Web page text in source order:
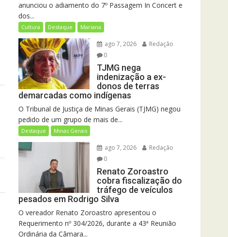
anunciou o adiamento do 7º Passagem In Concert e
dos...
Cultura Destaque Mariana
ago 7, 2026
Redação
0
TJMG nega
indenização a ex-
donos de terras
demarcadas como indígenas
O Tribunal de Justiça de Minas Gerais (TJMG) negou
pedido de um grupo de mais de...
Destaque Minas Gerais
ago 7, 2026
Redação
0
Renato Zoroastro
cobra fiscalização do
tráfego de veículos
pesados em Rodrigo Silva
O vereador Renato Zoroastro apresentou o
Requerimento nº 304/2026, durante a 43ª Reunião
Ordinária da Câmara...